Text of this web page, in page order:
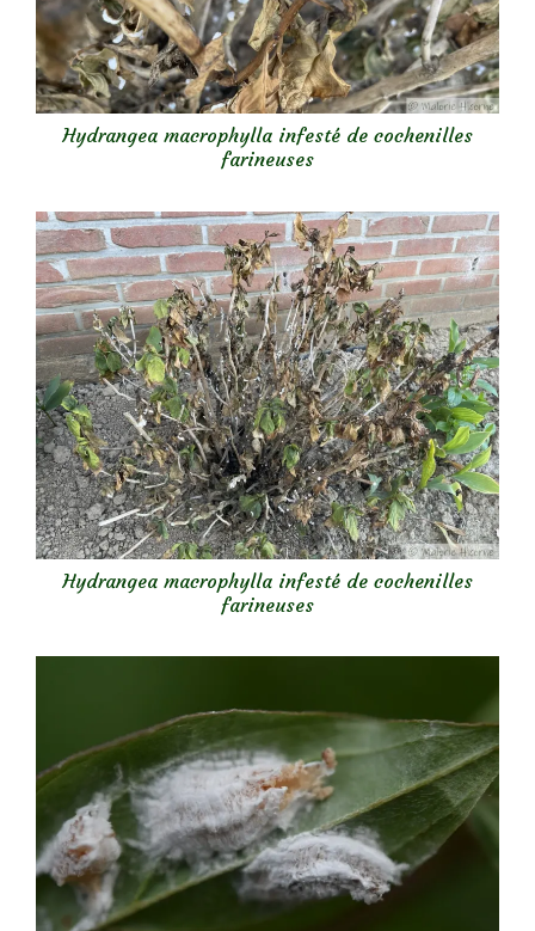
Hydrangea macrophylla infesté de cochenilles
farineuses
Hydrangea macrophylla infesté de cochenilles
farineuses